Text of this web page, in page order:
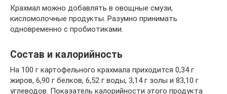
Крахмал можно добавлять в овощные смузи,
кисломолочные продукты. Разумно принимать
одновременно с пробиотиками.
Состав и калорийность
На 100 г картофельного крахмала приходится 0,34 г
жиров, 6,90 г белков, 6,52 г воды, 3,14 г золы и 83,10 г
углеводов. Показатель калорийности этого продукта